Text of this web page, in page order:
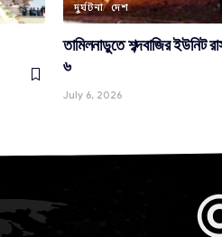
দুর্ঘটনা দেশ
তামিলনাড়ুতে শব্দবাজির ইউনিট
৬
July 6, 2026